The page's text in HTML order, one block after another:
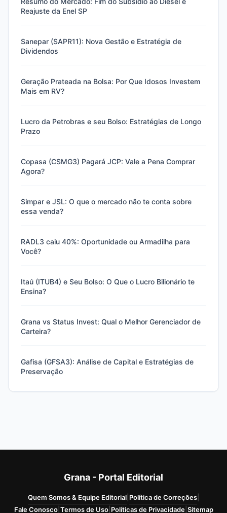
Reajuste da Enel SP
Sanepar (SAPR11): Nova Gestão e Estratégia de
Dividendos
Geração Prateada na Bolsa: Por Que Idosos Investem
Mais em RV?
Lucro da Petrobras e seu Bolso: Estratégias de Longo
Prazo
Copasa (CSMG3) Pagará JCP: Vale a Pena Comprar
Agora?
Simpar e JSL: O que o mercado não te conta sobre
essa venda?
RADL3 caiu 40%: Oportunidade ou Armadilha para
Você?
Itaú (ITUB4) e Seu Bolso: O Que o Lucro Bilionário te
Ensina?
Grana vs Status Invest: Qual o Melhor Gerenciador de
Carteira?
Gafisa (GFSA3): Análise de Capital e Estratégias de
Preservação
Grana - Portal Editorial
Quem Somos & Equipe Editorial| Política de Correções|
Fale Conosco| Termos de Uso| Políticas de Privacidade| Sitemap